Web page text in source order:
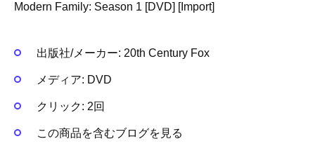
Modern Family: Season 1 [DVD] [Import]
出版社/メーカー: 20th Century Fox
メディア: DVD
クリック: 2回
この商品を含むブログを見る